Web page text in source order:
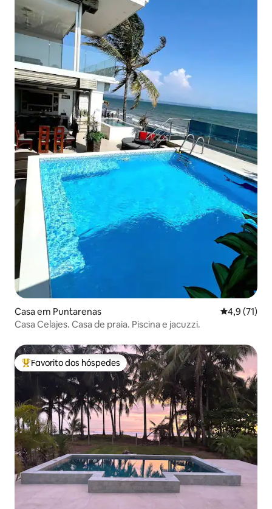
Casa em Puntarenas
4,9 (71)
Casa Celajes. Casa de praia. Piscina e jacuzzi.
Favoritos dos hóspedes mais apreciados
Favorito dos hóspedes